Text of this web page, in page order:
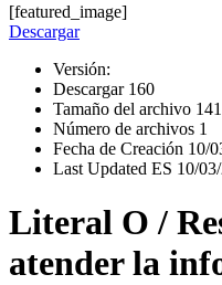
[featured_image]
Descargar
Versión:
Descargar 160
Tamaño del archivo
Número de archivos 1
Fecha de Creación 10/
Last Updated ES 10/
Literal O /
atender la